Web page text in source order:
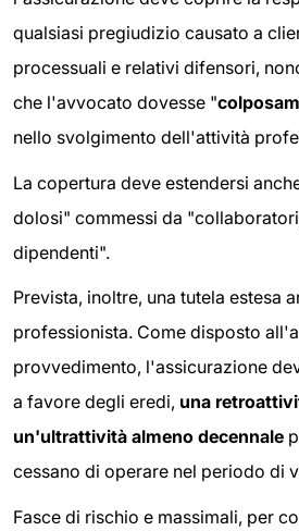
qualsiasi pregiudizio causato a
processuali e relativi difensori,
che l'avvocato dovesse "
nello svolgimento dell'attività
La copertura deve estendersi
dolosi" commessi da
dipendenti".
Prevista, inoltre, una tutela estesa
professionista. Come disposto
provvedimento, l'assicurazione
a favore degli eredi, una
un'ultrattività almeno decennale
cessano di operare nel periodo di
Fasce di rischio e massimali, per